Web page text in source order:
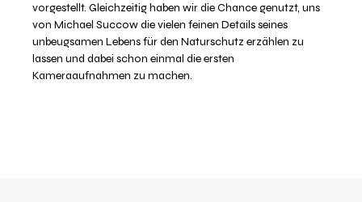
vorgestellt. Gleichzeitig haben wir die Chance genutzt, uns
von Michael Succow die vielen feinen Details seines
unbeugsamen Lebens für den Naturschutz erzählen zu
lassen und dabei schon einmal die ersten
Kameraaufnahmen zu machen.